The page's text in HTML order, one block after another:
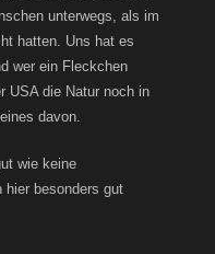
unterwegs, als im
hatten. Uns hat es
wer ein Fleckchen
USA die Natur noch in
davon.
wie keine
hier besonders gut